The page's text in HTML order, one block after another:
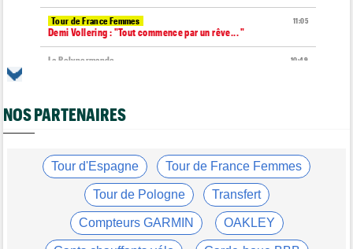
11:05
Tour de France Femmes
Demi Vollering : "Tout commence par un rêve... "
10:49
La Polynormande
Tour d'Espagne
La 20e étape de La Vuelta modifiée à cause des éboulements
Robert Gesink : "Le cyclisme moderne est beaucoup plus
propre..."
Tour de France Femmes
Puck Pieterse : "Le maillot jaune ? C'est un rêve que j'ai"
09:38
Tour de France Femmes
NOS PARTENAIRES
Tour d'Espagne Tour de France Femmes
Tour de Pologne Transfert
Compteurs GARMIN OAKLEY